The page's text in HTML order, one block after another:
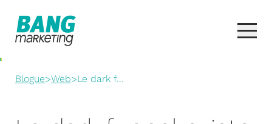
Blogue>Web>Le dark f...